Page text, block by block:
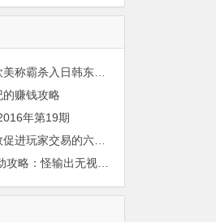
SLG手游《战争游戏》欧美称霸杀入日韩东南亚：稳扎稳打的万年老二
赚钱攻略
年第19期
游戏经济系统设计：有效促进玩家交易的六种手段
㊙梦幻西游2016奥运活动攻略：怪输出无视难度偏低